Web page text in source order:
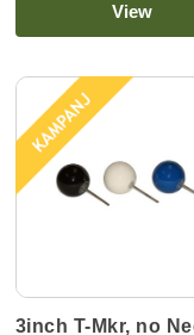
View
3inch T-Mkr, no